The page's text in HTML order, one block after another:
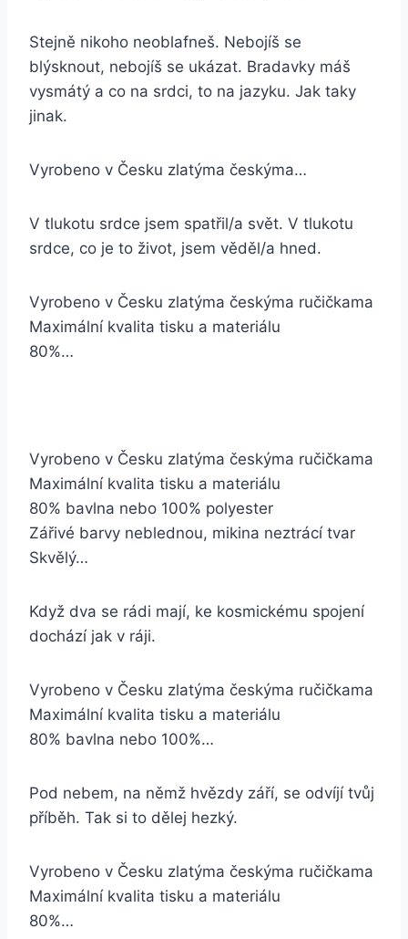
Stejně nikoho neoblafneš. Nebojíš se
blýsknout, nebojíš se ukázat. Bradavky máš
vysmátý a co na srdci, to na jazyku. Jak taky
jinak.
Vyrobeno v Česku zlatýma českýma…
V tlukotu srdce jsem spatřil/a svět. V tlukotu
srdce, co je to život, jsem věděl/a hned.
Vyrobeno v Česku zlatýma českýma ručičkama
Maximální kvalita tisku a materiálu
80%…
Vyrobeno v Česku zlatýma českýma ručičkama
Maximální kvalita tisku a materiálu
80% bavlna nebo 100% polyester
Zářivé barvy neblednou, mikina neztrácí tvar
Skvělý…
Když dva se rádi mají, ke kosmickému spojení
dochází jak v ráji.
Vyrobeno v Česku zlatýma českýma ručičkama
Maximální kvalita tisku a materiálu
80% bavlna nebo 100%…
Pod nebem, na němž hvězdy září, se odvíjí tvůj
příběh. Tak si to dělej hezký.
Vyrobeno v Česku zlatýma českýma ručičkama
Maximální kvalita tisku a materiálu
80%…